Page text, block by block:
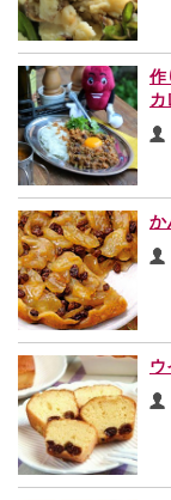
作
カ
か
ウ